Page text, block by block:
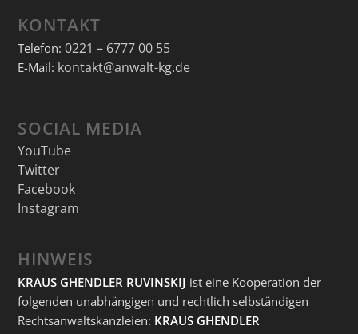
KONTAKT
Telefon: 0221 – 6777 00 55
E-Mail: kontakt@anwalt-kg.de
SOCIAL MEDIA
YouTube
Twitter
Facebook
Instagram
HINWEIS
KRAUS GHENDLER RUVINSKIJ ist eine Kooperation der
folgenden unabhängigen und rechtlich selbständigen
Rechtsanwaltskanzleien: KRAUS GHENDLER